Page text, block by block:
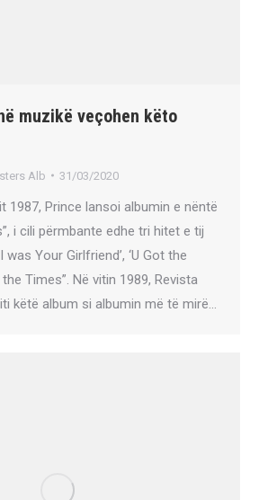
muzikë veçohen këto
Alb 31/03/2020
1987, Prince lansoi albumin e nëntë
i cili përmbante edhe tri hitet e tij
was Your Girlfriend’, ‘U Got the
the Times”. Në vitin 1989, Revista
këtë album si albumin më të mirë…